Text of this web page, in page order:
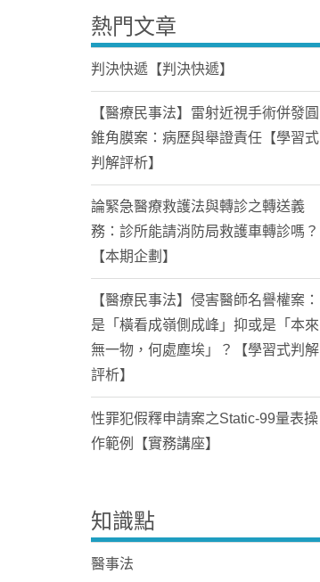
熱門文章
判決快遞【判決快遞】
【醫療民事法】雷射近視手術併發圓
錐角膜案：病歷與舉證責任【學習式
判解評析】
論緊急醫療救護法與轉診之轉送義
務：診所能請消防局救護車轉診嗎？
【本期企劃】
【醫療民事法】侵害醫師名譽權案：
是「橫看成嶺側成峰」抑或是「本來
無一物，何處塵埃」？【學習式判解
評析】
性罪犯假釋申請案之Static-99量表操
作範例【實務講座】
知識點
醫事法